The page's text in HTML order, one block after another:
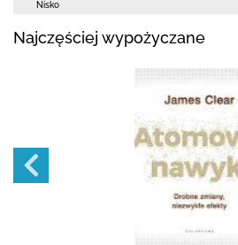
Nisko
Najczęściej wypożyczane